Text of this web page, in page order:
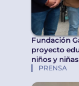
Fundación
proyecto
niños y
Metropolitana
PRENSA